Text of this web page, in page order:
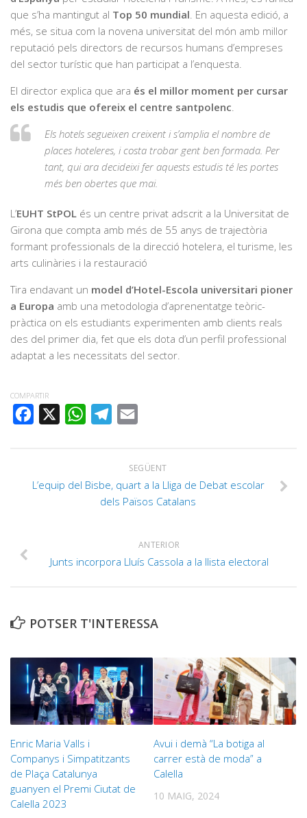
que s’ha mantingut al Top 50 mundial . En aquesta edició, a
més, se situa com la novena universitat del món amb millor
reputació pels directors de recursos humans d’empreses
del sector turístic que han participat a l’enquesta.
El director explica que ara és el millor moment per cursar
els estudis que ofereix el centre santpolenc
Els hotels segueixen creixent i s’amplia el nombre de
places hoteleres, i costa trobar gent ben formada. Per
tant, qui ara decideixi fer aquests estudis té les portes
més ben obertes que mai.
L’EUHT StPOL és un centre privat adscrit a la Universitat de
Girona que compta amb més de 55 anys de trajectòria
formant professionals de la direcció hotelera, el turisme, les
arts culinàries i la restauració
Tira endavant un model d’Hotel-Escola universitari pioner
a Europa amb una metodologia d’aprenentatge teòric-
pràctica on els estudiants experimenten amb clients reals
des del primer dia, fet que els dota d’un perfil professional
adaptat a les necessitats del sector.
COMPARTIR
FACEBOOK
WHATSAPPTELEGRAM
SEGÜENT
L’equip del Bisbe, quart a la Lliga de Debat escolar
dels Països Catalans
ANTERIOR
Junts incorpora Lluís Cassola a la llista electoral
POTSER T'INTERESSA
Enric Maria Valls i
Companys i Simpatitzants
de Plaça Catalunya
guanyen el Premi Ciutat de
Calella 2023
Avui i demà “La botiga al
carrer està de moda” a
Calella
10 MAIG, 2024